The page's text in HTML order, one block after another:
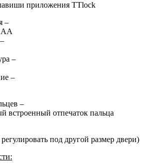
приложения TTlock
–
–
–
–
встроенный отпечаток пальца
под другой размер двери)